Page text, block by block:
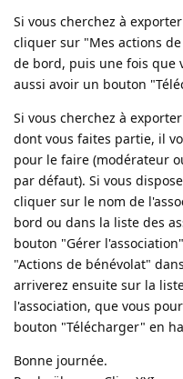
Si vous cherchez à
cliquer sur "Mes actions
de bord, puis une fois que
aussi avoir un bouton
Si vous cherchez à
dont vous faites partie, il
pour le faire (modérateur
par défaut). Si vous
cliquer sur le nom de
bord ou dans la liste des
bouton "Gérer
"Actions de bénévolat"
arriverez ensuite sur la
l'association, que vous
bouton "Télécharger" en
Bonne journée.